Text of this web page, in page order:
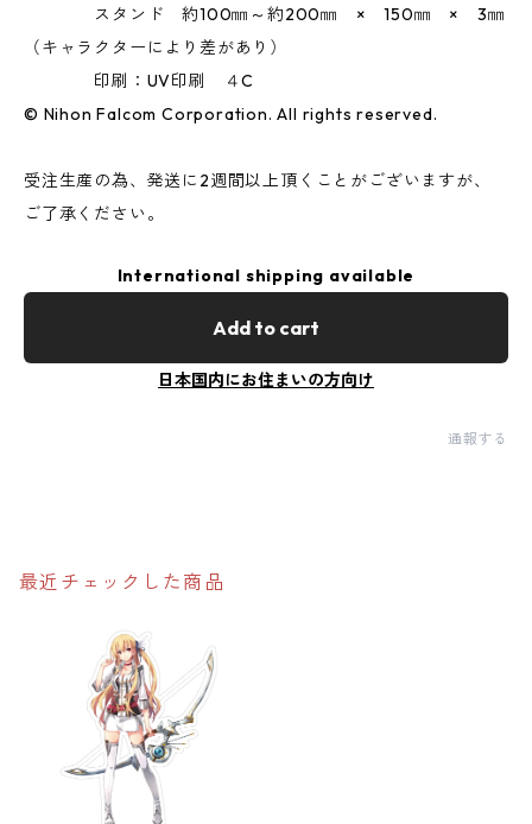
スタンド 約100㎜～約200㎜ × 150㎜ × 3㎜
（キャラクターにより差があり）
印刷：UV印刷 ４C
© Nihon Falcom Corporation. All rights reserved.
受注生産の為、発送に2週間以上頂くことがございますが、
ご了承ください。
International shipping available
Add to cart
日本国内にお住まいの方向け
通報する
最近チェックした商品